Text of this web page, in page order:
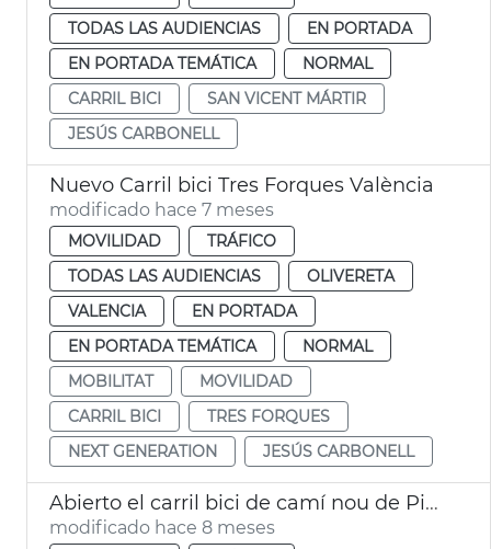
TODAS LAS AUDIENCIAS
EN PORTADA
EN PORTADA TEMÁTICA
NORMAL
CARRIL BICI
SAN VICENT MÁRTIR
JESÚS CARBONELL
Nuevo Carril bici Tres Forques València
modificado hace 7 meses
MOVILIDAD
TRÁFICO
TODAS LAS AUDIENCIAS
OLIVERETA
VALENCIA
EN PORTADA
EN PORTADA TEMÁTICA
NORMAL
MOBILITAT
MOVILIDAD
CARRIL BICI
TRES FORQUES
NEXT GENERATION
JESÚS CARBONELL
Abierto el carril bici de camí nou de Picanya-Arxiduc Carles
modificado hace 8 meses